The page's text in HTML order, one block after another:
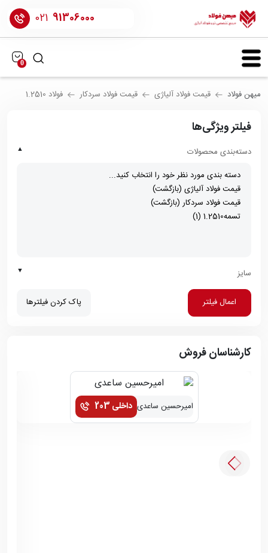
021 91306000
0
میهن فولاد قیمت فولاد آلیاژی قیمت فولاد سردکار فولاد 1.2510
فیلتر ویژگی‌ها
دسته‌بندی محصولات ▲
سایز ▼
اعمال فیلتر پاک کردن فیلترها
کارشناسان فروش
امیرحسین ساعدی داخلی 203